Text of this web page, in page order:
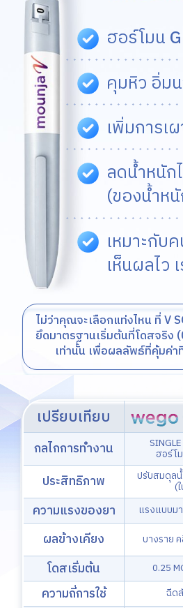
ฮอร์โมน
คุมหิว อิ่ม
เพิ่มการเ
ลดน้ำหนัก
(ของน้ำห
เหมาะกับ
เห็นผลไว
ไม่ว่าคุณจะเลือกแท่งไหน ที่ V
ยึดมาตรฐานเริ่มต้นที่โดสจริง
เท่านั้น เพื่อผลลัพธ์ที่คุ้มค่
เปรียบเทียบ
กลไกการทำงาน ฮอร์โ
ประสิทธิภาพ ปรับสมดุล
(
ความแรงของยา แรงแบบม
ผลข้างเคียง บางราย
โดสเริ่มต้น 0.25
ความถี่การใช้ ฉีด